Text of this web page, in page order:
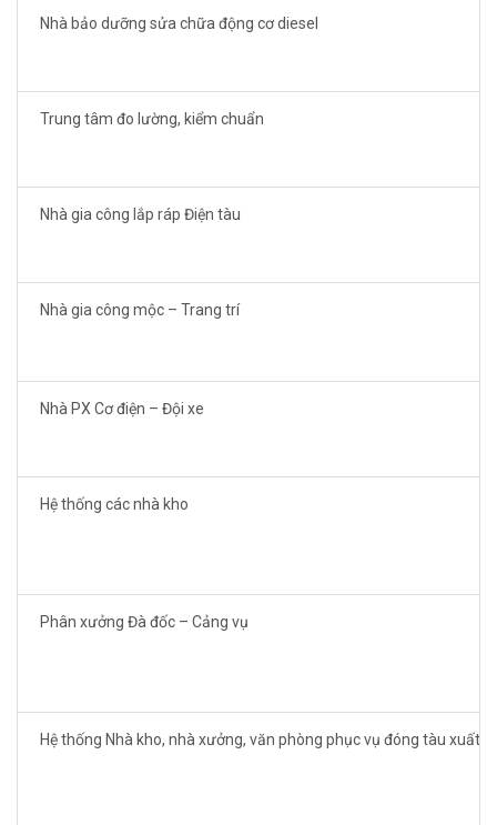
Nhà bảo dưỡng sửa chữa động cơ diesel
Trung tâm đo lường, kiểm chuẩn
Nhà gia công lắp ráp Điện tàu
Nhà gia công mộc – Trang trí
Nhà PX Cơ điện – Đội xe
Hệ thống các nhà kho
Phân xưởng Đà đốc – Cảng vụ
Hệ thống Nhà kho, nhà xưởng, văn phòng phục vụ đóng tàu xuất